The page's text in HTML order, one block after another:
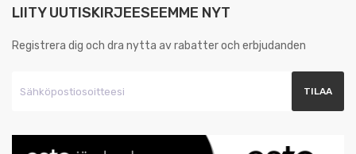
LIITY UUTISKIRJEESEEMME NYT
Registrera dig och dra nytta av rabatter och erbjudanden